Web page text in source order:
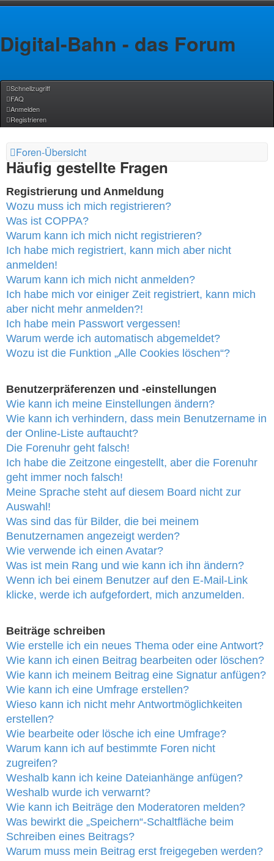
Digital-Bahn - das Forum
Schnellzugriff
FAQ
Anmelden
Registrieren
Foren-Übersicht
Häufig gestellte Fragen
Registrierung und Anmeldung
Wozu muss ich mich registrieren?
Was ist COPPA?
Warum kann ich mich nicht registrieren?
Ich habe mich registriert, kann mich aber nicht
anmelden!
Warum kann ich mich nicht anmelden?
Ich habe mich vor einiger Zeit registriert, kann mich
aber nicht mehr anmelden?!
Ich habe mein Passwort vergessen!
Warum werde ich automatisch abgemeldet?
Wozu ist die Funktion „Alle Cookies löschen“?
Benutzerpräferenzen und -einstellungen
Wie kann ich meine Einstellungen ändern?
Wie kann ich verhindern, dass mein Benutzername in
der Online-Liste auftaucht?
Die Forenuhr geht falsch!
Ich habe die Zeitzone eingestellt, aber die Forenuhr
geht immer noch falsch!
Meine Sprache steht auf diesem Board nicht zur
Auswahl!
Was sind das für Bilder, die bei meinem
Benutzernamen angezeigt werden?
Wie verwende ich einen Avatar?
Was ist mein Rang und wie kann ich ihn ändern?
Wenn ich bei einem Benutzer auf den E-Mail-Link
klicke, werde ich aufgefordert, mich anzumelden.
Beiträge schreiben
Wie erstelle ich ein neues Thema oder eine Antwort?
Wie kann ich einen Beitrag bearbeiten oder löschen?
Wie kann ich meinem Beitrag eine Signatur anfügen?
Wie kann ich eine Umfrage erstellen?
Wieso kann ich nicht mehr Antwortmöglichkeiten
erstellen?
Wie bearbeite oder lösche ich eine Umfrage?
Warum kann ich auf bestimmte Foren nicht
zugreifen?
Weshalb kann ich keine Dateianhänge anfügen?
Weshalb wurde ich verwarnt?
Wie kann ich Beiträge den Moderatoren melden?
Was bewirkt die „Speichern“-Schaltfläche beim
Schreiben eines Beitrags?
Warum muss mein Beitrag erst freigegeben werden?